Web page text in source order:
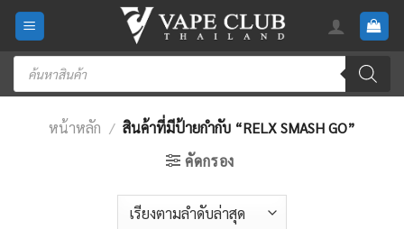
Skip
content
Products
search
หน้าหลัก / สินค้าที่มีป้ายกำกับ “RELX SMASH GO”
คัดกรอง